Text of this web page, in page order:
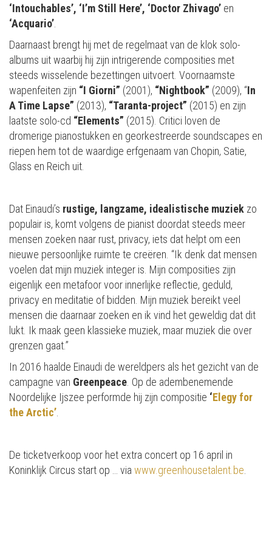
‘Intouchables’, ‘I’m Still Here’, ‘Doctor Zhivago’ en
‘Acquario’
Daarnaast brengt hij met de regelmaat van de klok solo-
albums uit waarbij hij zijn intrigerende composities met
steeds wisselende bezettingen uitvoert. Voornaamste
wapenfeiten zijn “I Giorni” (2001), “Nightbook” (2009), “In
A Time Lapse” (2013), “Taranta-project” (2015) en zijn
laatste solo-cd “Elements” (2015). Critici loven de
dromerige pianostukken en georkestreerde soundscapes en
riepen hem tot de waardige erfgenaam van Chopin, Satie,
Glass en Reich uit.
Dat Einaudi’s rustige, langzame, idealistische muziek zo
populair is, komt volgens de pianist doordat steeds meer
mensen zoeken naar rust, privacy, iets dat helpt om een
nieuwe persoonlijke ruimte te creëren. “Ik denk dat mensen
voelen dat mijn muziek integer is. Mijn composities zijn
eigenlijk een metafoor voor innerlijke reflectie, geduld,
privacy en meditatie of bidden. Mijn muziek bereikt veel
mensen die daarnaar zoeken en ik vind het geweldig dat dit
lukt. Ik maak geen klassieke muziek, maar muziek die over
grenzen gaat.”
In 2016 haalde Einaudi de wereldpers als het gezicht van de
campagne van Greenpeace . Op de adembenemende
Noordelijke Ijszee performde hij zijn compositie ‘Elegy for
the Arctic’
De ticketverkoop voor het extra concert op 16 april in
Koninklijk Circus start op … via www.greenhousetalent.be